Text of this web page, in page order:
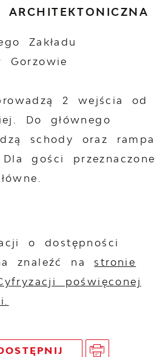
ARCHITEKTONICZNA
Zakładu
Gorzowie
2 wejścia od
Do głównego
schody oraz rampa
gości przeznaczone
o dostępności
znaleźć nastronie
poświęconej